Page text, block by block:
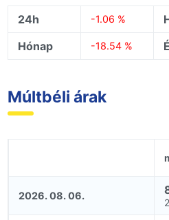
24h -1.06 %
Hónap -18.54 %
Múltbéli árak
2026. 08. 06.